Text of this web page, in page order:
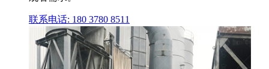
联系电话: 180 3780 8511